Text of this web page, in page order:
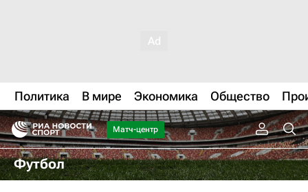
Политика В мире Экономика Общество
Матч-центр
Футбол